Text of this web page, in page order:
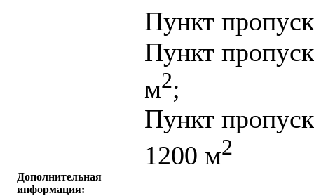
Пункт
Пункт
м2;
Пункт
1200 м2
Дополнительная
информация: